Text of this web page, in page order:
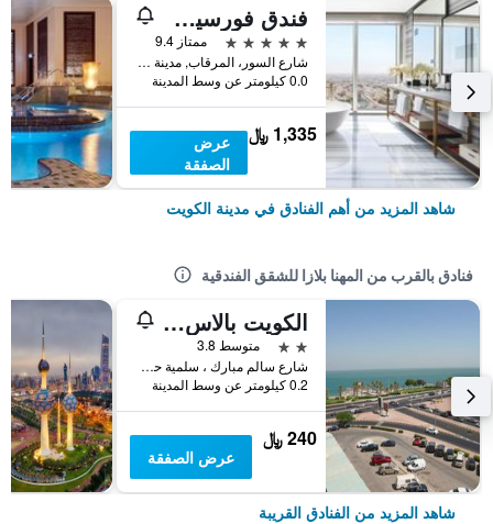
فندق فورسيزونز الكويت في برج الشايع
5 نجوم
ممتاز 9.4
شارع السور، المرقاب, مدينة الكويت, الكويت
0.0 كيلومتر عن وسط المدينة
1,335 ﷼
عرض
الصفقة
شاهد المزيد من أهم الفنادق في مدينة الكويت
فنادق بالقرب من المهنا بلازا للشقق الفندقية
الكويت بالاس هوتل أبارتمنتس
2 نجمتين
متوسط 3.8
شارع سالم مبارك ، سلمية حي 71, مدينة الكويت, الكويت
0.2 كيلومتر عن وسط المدينة
240 ﷼
عرض الصفقة
شاهد المزيد من الفنادق القريبة